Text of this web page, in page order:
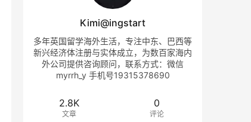
Kimi@ingstart
多年英国留学海外生活，专注中东、巴西等
新兴经济体注册与实体成立，为数百家海内
外公司提供咨询顾问，联系方式：微信
myrrh_y 手机号19315378690
2.8K
文章
0
评论